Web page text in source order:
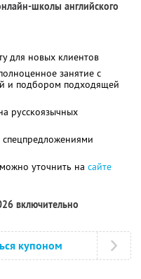
школы английского
для новых клиентов
занятие с
и подбором подходящей
русскоязычных
уточнить на сайте
включительно
купоном